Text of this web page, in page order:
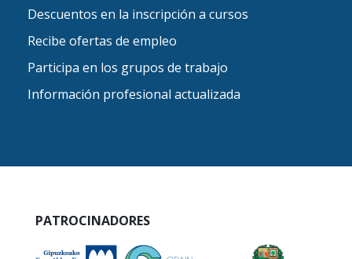
Descuentos en la inscripción a cursos
Recibe ofertas de empleo
Participa en los grupos de trabajo
Información profesional actualizada
PATROCINADORES